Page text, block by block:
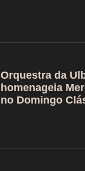
Orquestra da
homenageia
no Domingo